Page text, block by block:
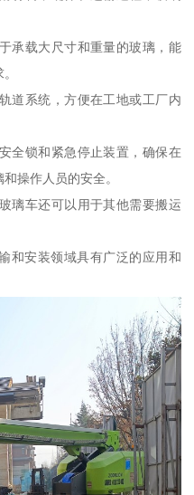
承载大尺寸和重量的玻璃，能
道系统，方便在工地或工厂内
全锁和紧急停止装置，确保在
操作人员的安全。
璃车还可以用于其他需要搬运
和安装领域具有广泛的应用和